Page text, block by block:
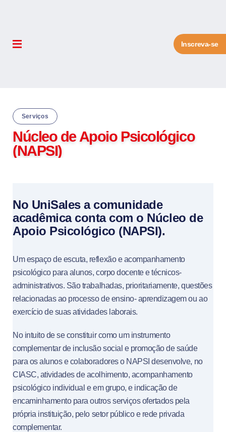
Inscreva-se
Serviços
Núcleo de Apoio Psicológico
(NAPSI)
No UniSales a comunidade
acadêmica conta com o Núcleo de
Apoio Psicológico (NAPSI).
Um espaço de escuta, reflexão e acompanhamento
psicológico para alunos, corpo docente e técnicos-
administrativos. São trabalhadas, prioritariamente, questões
relacionadas ao processo de ensino- aprendizagem ou ao
exercício de suas atividades laborais.
No intuito de se constituir como um instrumento
complementar de inclusão social e promoção de saúde
para os alunos e colaboradores o NAPSI desenvolve, no
CIASC, atividades de acolhimento, acompanhamento
psicológico individual e em grupo, e indicação de
encaminhamento para outros serviços ofertados pela
própria instituição, pelo setor público e rede privada
complementar.